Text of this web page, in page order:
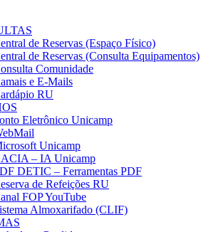
de Reservas (Espaço Físico)
de Reservas (Consulta Equipamentos)
Comunidade
e E-Mails
RU
Eletrônico Unicamp
Unicamp
– IA Unicamp
DETIC – Ferramentas PDF
de Refeições RU
FOP YouTube
Almoxarifado (CLIF)